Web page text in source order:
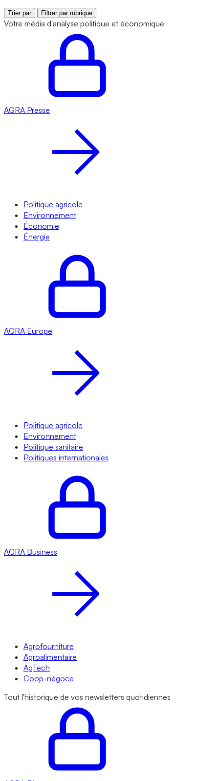
Trier par Filtrer par rubrique
Votre média d'analyse politique et économique
AGRA Presse
Politique agricole
Environnement
Économie
Énergie
AGRA Europe
Politique agricole
Environnement
Politique sanitaire
Politiques internationales
AGRA Business
Agrofourniture
Agroalimentaire
AgTech
Coop-négoce
Tout l'historique de vos newsletters quotidiennes